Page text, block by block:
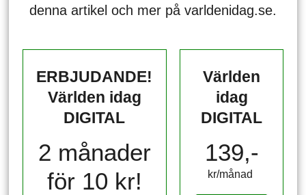
denna artikel och mer på varldenidag.se.
ERBJUDANDE!
Världen idag
DIGITAL
2 månader
för 10 kr!
Världen
idag
DIGITAL
139,-
kr/månad ​​​​​​